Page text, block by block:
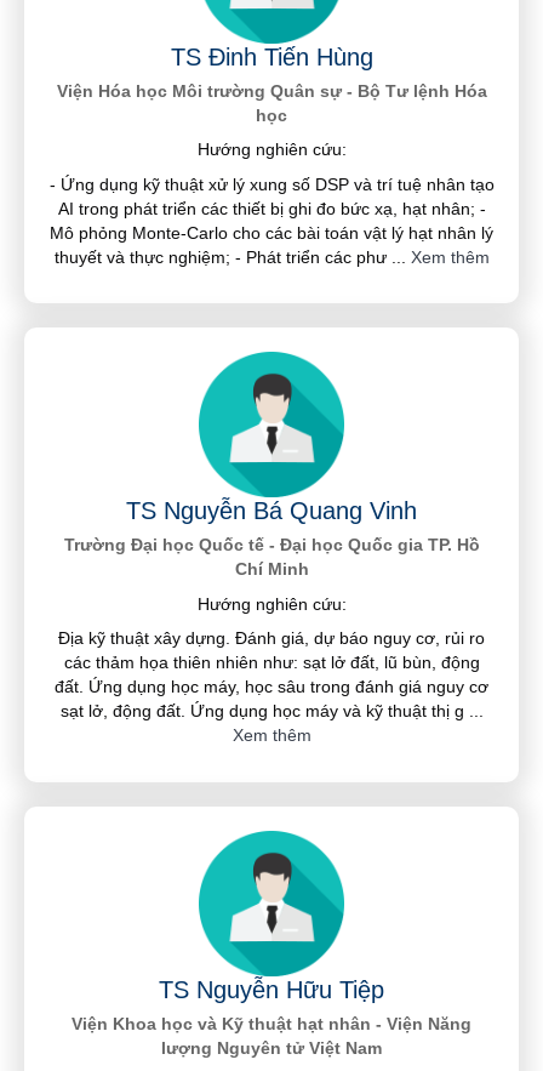
TS Đinh Tiến Hùng
Viện Hóa học Môi trường Quân sự - Bộ Tư lệnh Hóa
học
Hướng nghiên cứu:
- Ứng dụng kỹ thuật xử lý xung số DSP và trí tuệ nhân tạo
AI trong phát triển các thiết bị ghi đo bức xạ, hạt nhân; -
Mô phỏng Monte-Carlo cho các bài toán vật lý hạt nhân lý
thuyết và thực nghiệm; - Phát triển các phư
Xem thêm
TS Nguyễn Bá Quang Vinh
Trường Đại học Quốc tế - Đại học Quốc gia TP. Hồ
Chí Minh
Hướng nghiên cứu:
Địa kỹ thuật xây dựng. Đánh giá, dự báo nguy cơ, rủi ro
các thảm họa thiên nhiên như: sạt lở đất, lũ bùn, động
đất. Ứng dụng học máy, học sâu trong đánh giá nguy cơ
sạt lở, động đất. Ứng dụng học máy và kỹ thuật thị g
Xem thêm
TS Nguyễn Hữu Tiệp
Viện Khoa học và Kỹ thuật hạt nhân - Viện Năng
lượng Nguyên tử Việt Nam